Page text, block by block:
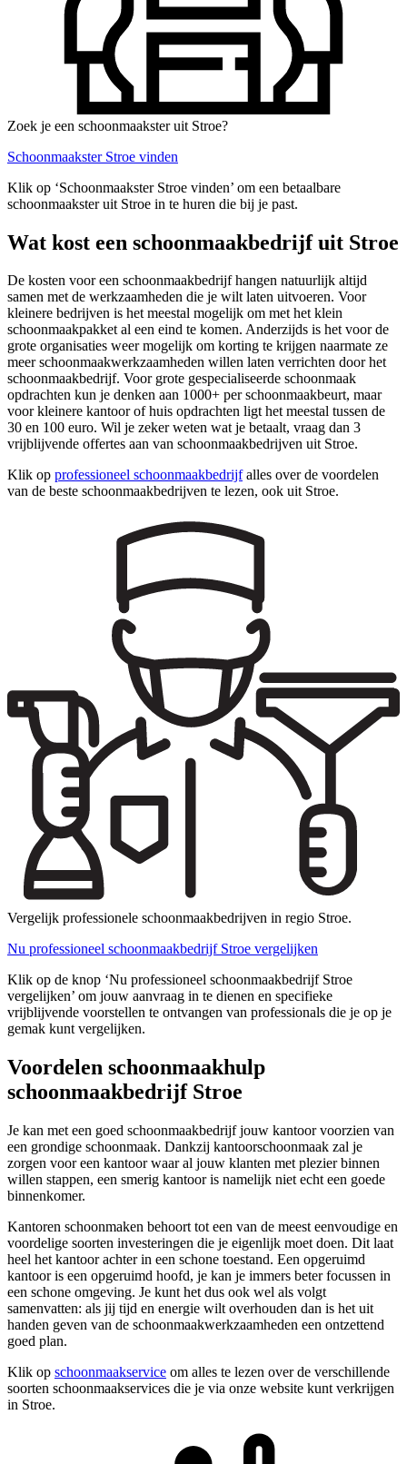
Zoek je een schoonmaakster uit Stroe?
Schoonmaakster Stroe vinden
Klik op ‘Schoonmaakster Stroe vinden’ om een betaalbare
schoonmaakster uit Stroe in te huren die bij je past.
Wat kost een schoonmaakbedrijf uit Stroe
De kosten voor een schoonmaakbedrijf hangen natuurlijk altijd
samen met de werkzaamheden die je wilt laten uitvoeren. Voor
kleinere bedrijven is het meestal mogelijk om met het klein
schoonmaakpakket al een eind te komen. Anderzijds is het voor de
grote organisaties weer mogelijk om korting te krijgen naarmate ze
meer schoonmaakwerkzaamheden willen laten verrichten door het
schoonmaakbedrijf. Voor grote gespecialiseerde schoonmaak
opdrachten kun je denken aan 1000+ per schoonmaakbeurt, maar
voor kleinere kantoor of huis opdrachten ligt het meestal tussen de
30 en 100 euro. Wil je zeker weten wat je betaalt, vraag dan 3
vrijblijvende offertes aan van schoonmaakbedrijven uit Stroe.
Klik op professioneel schoonmaakbedrijfalles over de voordelen
van de beste schoonmaakbedrijven te lezen, ook uit Stroe.
Vergelijk professionele schoonmaakbedrijven in regio Stroe.
Nu professioneel schoonmaakbedrijf Stroe vergelijken
Klik op de knop ‘Nu professioneel schoonmaakbedrijf Stroe
vergelijken’ om jouw aanvraag in te dienen en specifieke
vrijblijvende voorstellen te ontvangen van professionals die je op je
gemak kunt vergelijken.
Voordelen schoonmaakhulp
schoonmaakbedrijf Stroe
Je kan met een goed schoonmaakbedrijf jouw kantoor voorzien van
een grondige schoonmaak. Dankzij kantoorschoonmaak zal je
zorgen voor een kantoor waar al jouw klanten met plezier binnen
willen stappen, een smerig kantoor is namelijk niet echt een goede
binnenkomer.
Kantoren schoonmaken behoort tot een van de meest eenvoudige en
voordelige soorten investeringen die je eigenlijk moet doen. Dit laat
heel het kantoor achter in een schone toestand. Een opgeruimd
kantoor is een opgeruimd hoofd, je kan je immers beter focussen in
een schone omgeving. Je kunt het dus ook wel als volgt
samenvatten: als jij tijd en energie wilt overhouden dan is het uit
handen geven van de schoonmaakwerkzaamheden een ontzettend
goed plan.
Klik op schoonmaakservice om alles te lezen over de verschillende
soorten schoonmaakservices die je via onze website kunt verkrijgen
in Stroe.